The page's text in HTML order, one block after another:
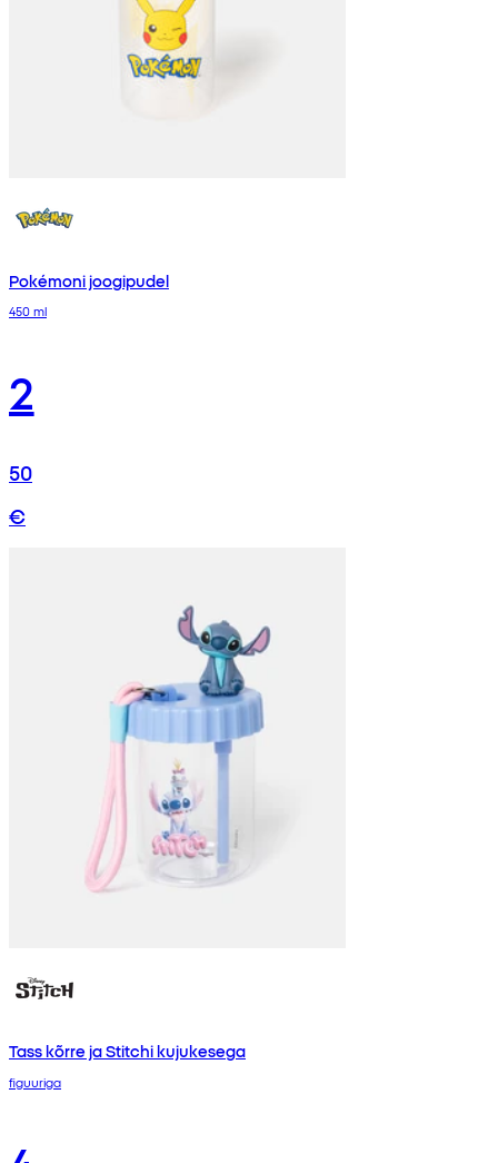
Pokémoni joogipudel
450 ml
2
50
€
Tass kõrre ja Stitchi kujukesega
figuuriga